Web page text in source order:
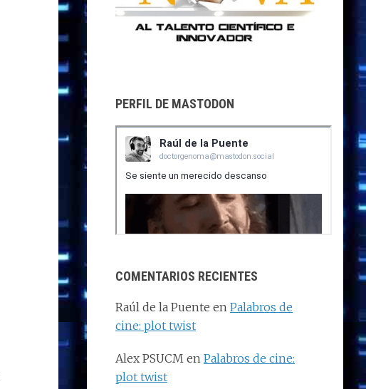
PERFIL DE MASTODON
COMENTARIOS RECIENTES
Raúl de la Puente en Palabros de
cine: plot twist
Alex PSUCM en Palabros de cine:
plot twist